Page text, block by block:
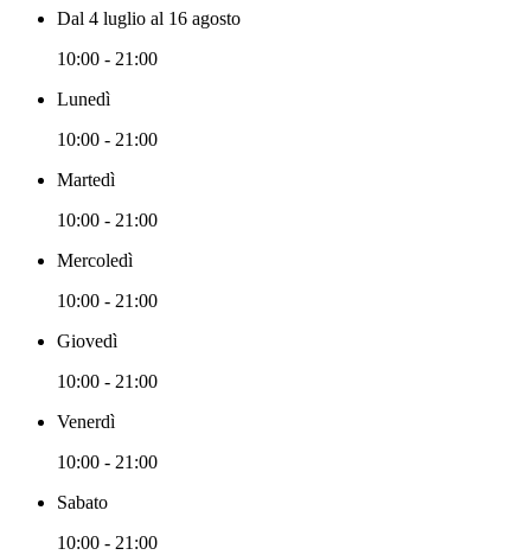
Dal 4 luglio al 16 agosto
10:00 - 21:00
Lunedì
10:00 - 21:00
Martedì
10:00 - 21:00
Mercoledì
10:00 - 21:00
Giovedì
10:00 - 21:00
Venerdì
10:00 - 21:00
Sabato
10:00 - 21:00